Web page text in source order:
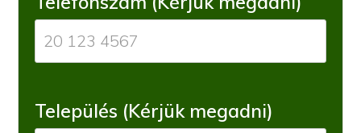
Település (Kérjük megadni)